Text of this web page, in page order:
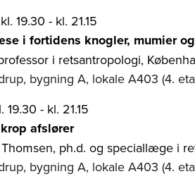
19.30 - kl. 21.15
i fortidens knogler, mumier
i retsantropologi,
bygning A, lokale A403 (4.
- kl. 21.15
afslører
ph.d. og speciallæge i
bygning A, lokale A403 (4.